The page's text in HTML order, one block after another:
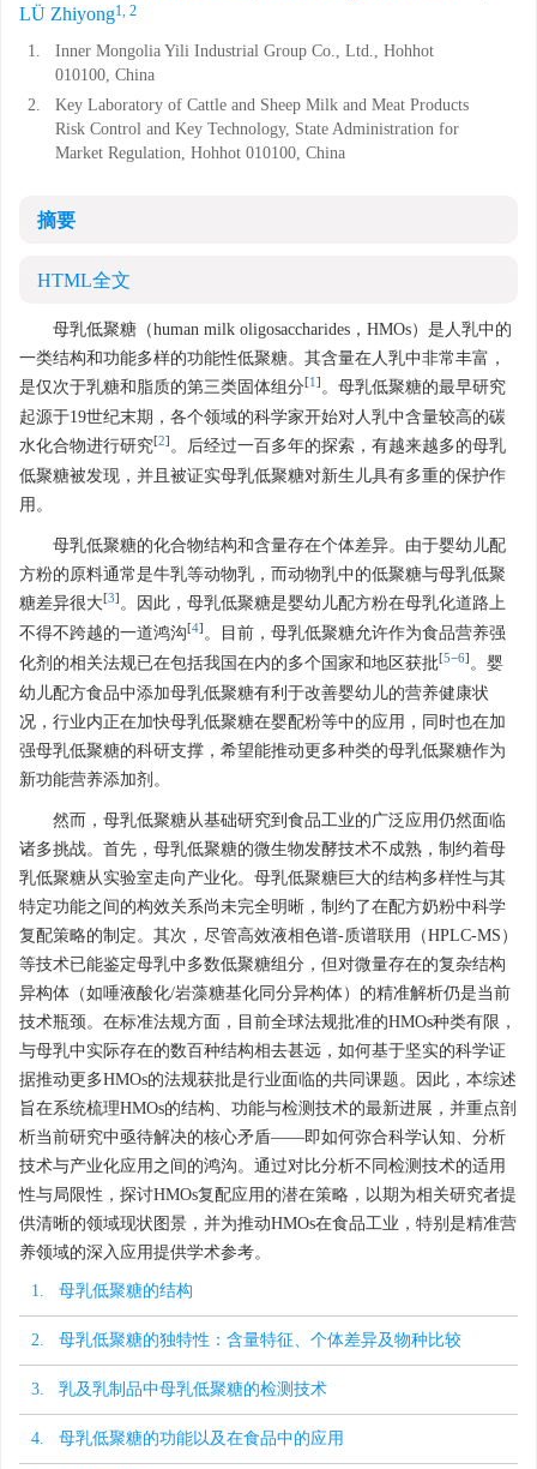
LÜ Zhiyong1, 2
1.
Inner Mongolia Yili Industrial Group Co., Ltd., Hohhot
010100, China
2.
Key Laboratory of Cattle and Sheep Milk and Meat Products
Risk Control and Key Technology, State Administration for
Market Regulation, Hohhot 010100, China
摘要
HTML全文
母乳低聚糖（human milk oligosaccharides，HMOs）是人乳中的
一类结构和功能多样的功能性低聚糖。其含量在人乳中非常丰富，
是仅次于乳糖和脂质的第三类固体组分[1 ] 。母乳低聚糖的最早研究
起源于19世纪末期，各个领域的科学家开始对人乳中含量较高的碳
水化合物进行研究[2] 。后经过一百多年的探索，有越来越多的母乳
低聚糖被发现，并且被证实母乳低聚糖对新生儿具有多重的保护作
用。
母乳低聚糖的化合物结构和含量存在个体差异。由于婴幼儿配
方粉的原料通常是牛乳等动物乳，而动物乳中的低聚糖与母乳低聚
糖差异很大[3] 。因此，母乳低聚糖是婴幼儿配方粉在母乳化道路上
不得不跨越的一道鸿沟[4] 。目前，母乳低聚糖允许作为食品营养强
化剂的相关法规已在包括我国在内的多个国家和地区获批[5−6] 。婴
幼儿配方食品中添加母乳低聚糖有利于改善婴幼儿的营养健康状
况，行业内正在加快母乳低聚糖在婴配粉等中的应用，同时也在加
强母乳低聚糖的科研支撑，希望能推动更多种类的母乳低聚糖作为
新功能营养添加剂。
然而，母乳低聚糖从基础研究到食品工业的广泛应用仍然面临
诸多挑战。首先，母乳低聚糖的微生物发酵技术不成熟，制约着母
乳低聚糖从实验室走向产业化。母乳低聚糖巨大的结构多样性与其
特定功能之间的构效关系尚未完全明晰，制约了在配方奶粉中科学
复配策略的制定。其次，尽管高效液相色谱-质谱联用（HPLC-MS）
等技术已能鉴定母乳中多数低聚糖组分，但对微量存在的复杂结构
异构体（如唾液酸化/岩藻糖基化同分异构体）的精准解析仍是当前
技术瓶颈。在标准法规方面，目前全球法规批准的HMOs种类有限，
与母乳中实际存在的数百种结构相去甚远，如何基于坚实的科学证
据推动更多HMOs的法规获批是行业面临的共同课题。因此，本综述
旨在系统梳理HMOs的结构、功能与检测技术的最新进展，并重点剖
析当前研究中亟待解决的核心矛盾——即如何弥合科学认知、分析
技术与产业化应用之间的鸿沟。通过对比分析不同检测技术的适用
性与局限性，探讨HMOs复配应用的潜在策略，以期为相关研究者提
供清晰的领域现状图景，并为推动HMOs在食品工业，特别是精准营
养领域的深入应用提供学术参考。
1. 母乳低聚糖的结构
2. 母乳低聚糖的独特性：含量特征、个体差异及物种比较
3. 乳及乳制品中母乳低聚糖的检测技术
4. 母乳低聚糖的功能以及在食品中的应用